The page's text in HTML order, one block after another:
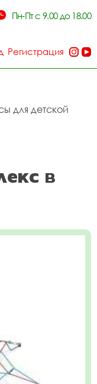
Пн-Пт с 9.00 до 18.00
Регистрация
для детской
в